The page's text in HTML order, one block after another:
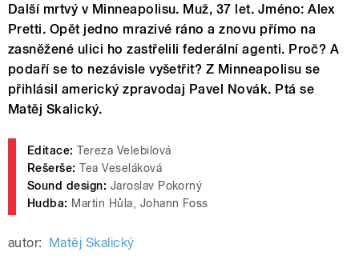
Další mrtvý v Minneapolisu. Muž, 37 let. Jméno: Alex
Pretti. Opět jedno mrazivé ráno a znovu přímo na
zasněžené ulici ho zastřelili federální agenti. Proč? A
podaří se to nezávisle vyšetřit? Z Minneapolisu se
přihlásil americký zpravodaj Pavel Novák. Ptá se
Matěj Skalický.
Editace:Tereza Velebilová
Rešerše:Tea Veseláková
Sound design: Jaroslav Pokorný
Hudba: Martin Hůla, Johann Foss
autor: Matěj Skalický